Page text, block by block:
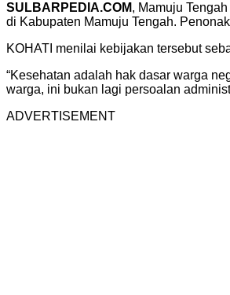
SULBARPEDIA.COM, Mamuju
di Kabupaten Mamuju Tengah.
KOHATI menilai kebijakan tersebut
“Kesehatan adalah hak dasar warga
warga, ini bukan lagi persoalan
ADVERTISEMENT